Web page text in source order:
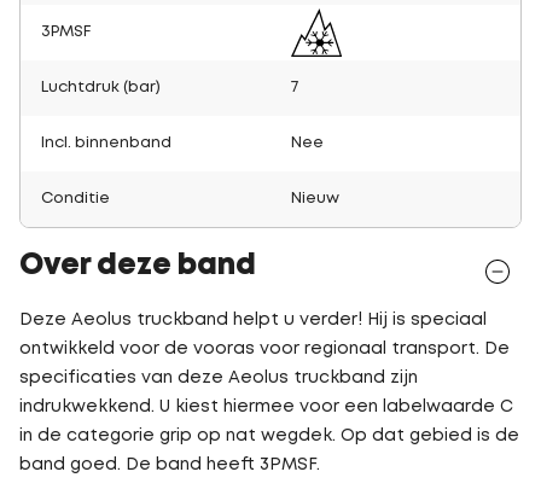
3PMSF
Luchtdruk (bar) 7
Incl. binnenband Nee
Conditie Nieuw
Over deze band
Deze Aeolus truckband helpt u verder! Hij is speciaal
ontwikkeld voor de vooras voor regionaal transport. De
specificaties van deze Aeolus truckband zijn
indrukwekkend. U kiest hiermee voor een labelwaarde C
in de categorie grip op nat wegdek. Op dat gebied is de
band goed. De band heeft 3PMSF.